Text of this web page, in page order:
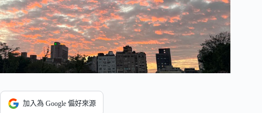
加入為 Google 偏好來源